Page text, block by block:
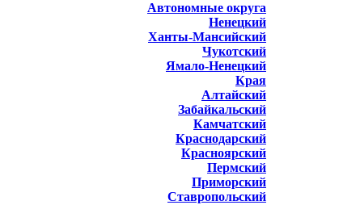
Автономные округа
Ненецкий
Ханты-Мансийский
Чукотский
Ямало-Ненецкий
Края
Алтайский
Забайкальский
Камчатский
Краснодарский
Красноярский
Пермский
Приморский
Ставропольский